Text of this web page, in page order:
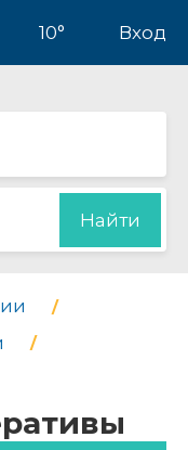
10° Вход
Найти